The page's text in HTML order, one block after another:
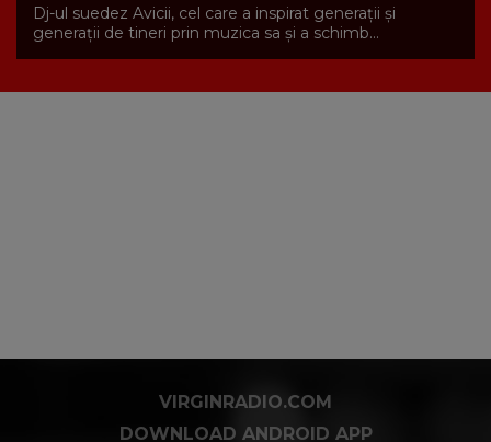
Dj-ul suedez Avicii, cel care a inspirat generații și
generații de tineri prin muzica sa și a schimb...
VIRGINRADIO.COM
DOWNLOAD ANDROID APP